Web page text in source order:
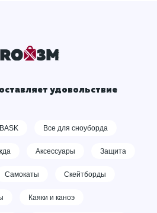
удовольствие
BASK Все для сноуборда
Аксессуары Защита
Самокаты Скейтборды
Каяки и каноэ